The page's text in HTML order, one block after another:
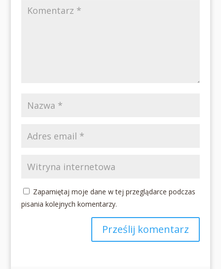
Zapamiętaj moje dane w tej przeglądarce podczas
pisania kolejnych komentarzy.